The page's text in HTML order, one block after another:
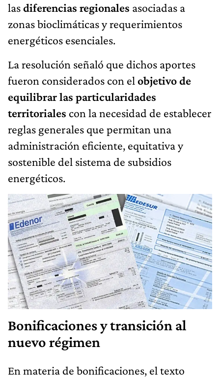
lasdiferencias regionales asociadas a
zonas bioclimáticas y requerimientos
energéticos esenciales.
La resolución señaló que dichos aportes
fueron considerados con el objetivo de
equilibrar las particularidades
territoriales con la necesidad de establecer
reglas generales que permitan una
administración eficiente, equitativa y
sostenible del sistema de subsidios
energéticos.
Bonificaciones y transición al
nuevo régimen
En materia de bonificaciones, el texto